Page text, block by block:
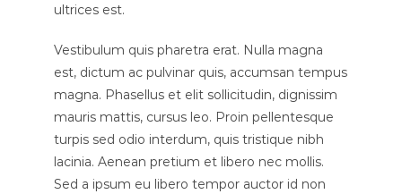
ultrices est.
Vestibulum quis pharetra erat. Nulla magna
est, dictum ac pulvinar quis, accumsan tempus
magna. Phasellus et elit sollicitudin, dignissim
mauris mattis, cursus leo. Proin pellentesque
turpis sed odio interdum, quis tristique nibh
lacinia. Aenean pretium et libero nec mollis.
Sed a ipsum eu libero tempor auctor id non